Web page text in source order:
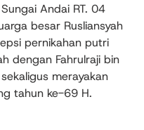
Andai RT. 04
besar Rusliansyah
pernikahan putri
dengan Fahrulraji bin
merayakan
tahun ke-69 H.